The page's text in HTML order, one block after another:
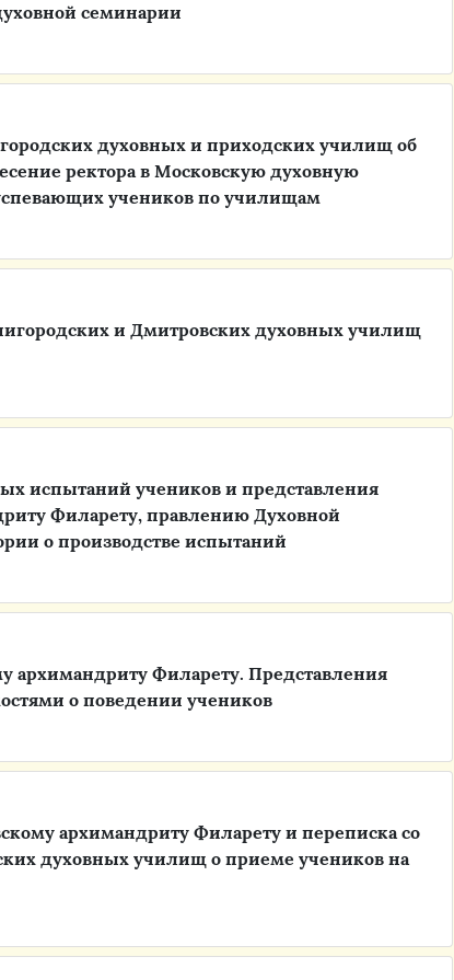
семинарии
духовных и приходских училищ об
ректора в Московскую духовную
учеников по училищам
и Дмитровских духовных училищ
испытаний учеников и представления
Филарету, правлению Духовной
о производстве испытаний
архимандриту Филарету. Представления
о поведении учеников
архимандриту Филарету и переписка со
духовных училищ о приеме учеников на